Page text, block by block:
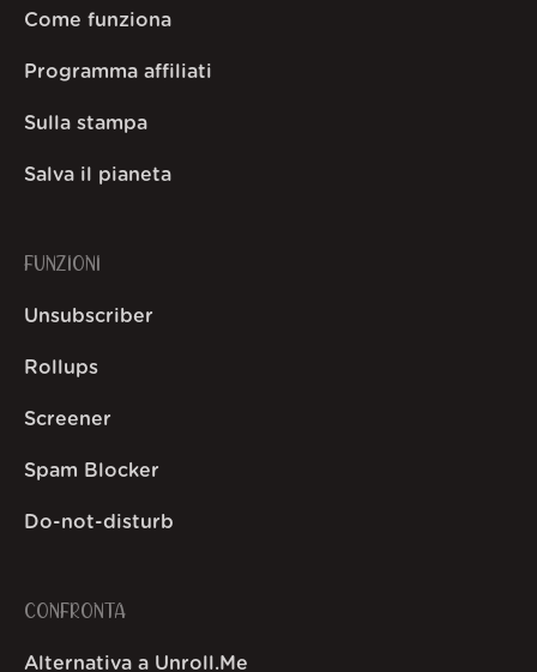
Come funziona
Programma affiliati
Sulla stampa
Salva il pianeta
FUNZIONI
Unsubscriber
Rollups
Screener
Spam Blocker
Do-not-disturb
CONFRONTA
Alternativa a Unroll.Me